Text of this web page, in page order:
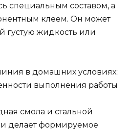
специальным составом, а
клеем. Он может
густую жидкость или
смола и стальной
делает формируемое